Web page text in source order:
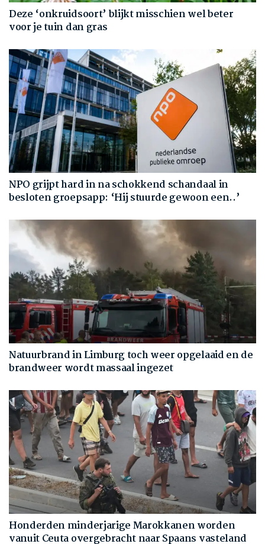
Deze ‘onkruidsoort’ blijkt misschien wel beter
voor je tuin dan gras
NPO grijpt hard in na schokkend schandaal in
besloten groepsapp: ‘Hij stuurde gewoon een..’
Natuurbrand in Limburg toch weer opgelaaid en de
brandweer wordt massaal ingezet
Honderden minderjarige Marokkanen worden
vanuit Ceuta overgebracht naar Spaans vasteland